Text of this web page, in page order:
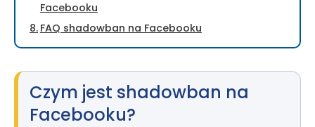
Facebooku
FAQ shadowban na Facebooku
Czym jest shadowban na
Facebooku?